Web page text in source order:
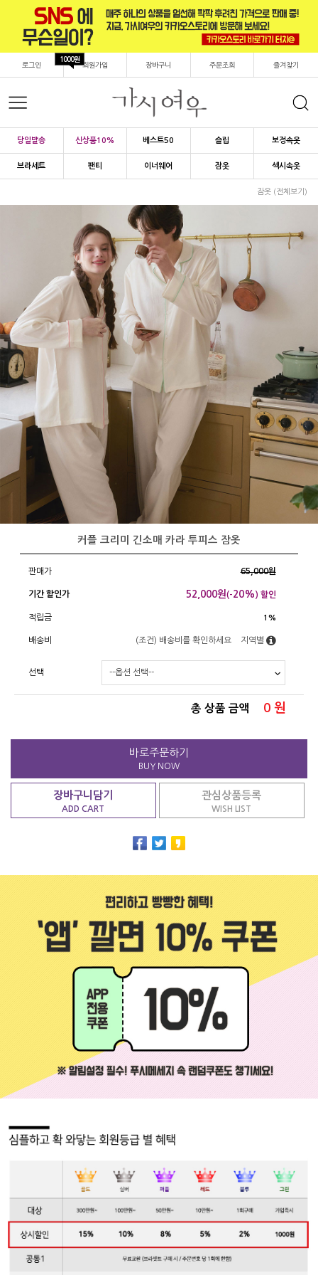
로그인 회원가입
1000원
장바구니 주문조회 즐겨찾기
당일발송 신상품10% 베스트50 슬립 보정속옷
브라세트 팬티 이너웨어 잠옷 섹시속옷
잠옷 (전체보기)
커플 크리미 긴소매 카라 투피스 잠옷
판매가 65,000원
기간 할인가 52,000원(-20%) 할인
적립금 1%
배송비 (조건) 배송비를 확인하세요 지역별
선택
총 상품 금액 0 원
바로주문하기
BUY NOW
장바구니담기
ADD CART
관심상품등록
WISH LIST